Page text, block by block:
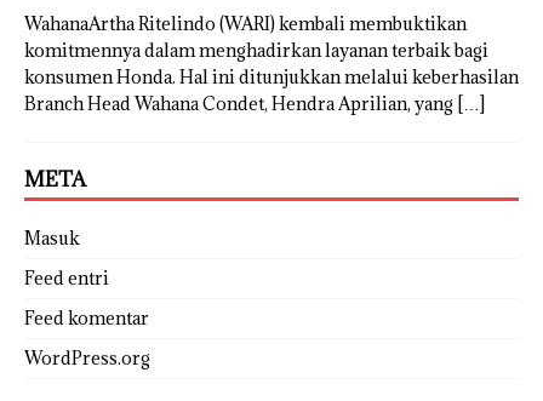
WahanaArtha Ritelindo (WARI) kembali membuktikan
komitmennya dalam menghadirkan layanan terbaik bagi
konsumen Honda. Hal ini ditunjukkan melalui keberhasilan
Branch Head Wahana Condet, Hendra Aprilian, yang […]
META
Masuk
Feed entri
Feed komentar
WordPress.org